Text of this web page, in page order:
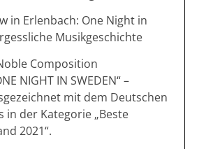
in Erlenbach: One Night in
Musikgeschichte
Composition
NIGHT IN SWEDEN“ –
mit dem Deutschen
in der Kategorie „Beste
2021“.